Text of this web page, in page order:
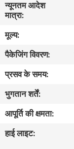
कारखाना
गुणवत्ता
नियंत्रण
संपर्क
करें
न्यूनतम आदेश
मात्रा:
मूल्य:
पैकेजिंग विवरण:
प्रसव के समय:
भुगतान शर्तें:
आपूर्ति की क्षमता:
हाई लाइट: